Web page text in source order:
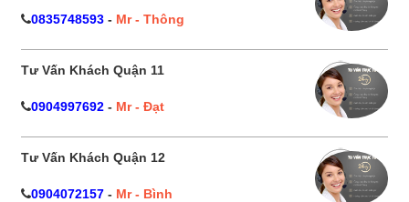
0835748593 - Mr - Thông
Tư Vấn Khách Quận 11
0904997692 - Mr - Đạt
Tư Vấn Khách Quận 12
0904072157 - Mr - Bình